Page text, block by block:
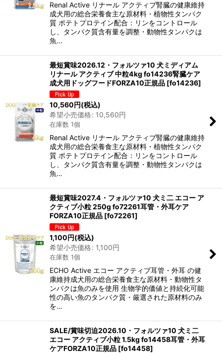
Renal Active リナール アクティブ腎臓の健康維持
成犬用の総合栄養食主な原材料・植物性タンパク
質 ポテトプロテイン配合：リンをコントロール
し、タンパク質含有量を調整・動物性タンパクは
魚…
最短賞味2026.12・フォルツァ10 犬ミディアム
リナール アクティブ 中粒4kg fo14236腎臓ケア
成犬用ドッグフードFORZA10正規品 [fo14236]
10,560円(税込)
希望小売価格: 10,560円
在庫数 1個
Renal Active リナール アクティブ腎臓の健康維持
成犬用の総合栄養食主な原材料・植物性タンパク
質 ポテトプロテイン配合：リンをコントロール
し、タンパク質含有量を調整・動物性タンパクは
魚…
最短賞味2027.4・フォルツァ10 犬ミ二 エコー ア
クティブ小粒 250g fo72261耳管・外耳ケア
FORZA10正規品 [fo72261]
1,100円(税込)
希望小売価格: 1,100円
在庫数 1個
ECHO Active エコー アクティブ耳管・外耳 の健
康維持成犬用の総合栄養食主な原材料・動物性タ
ンパクは魚のみを使用 生物学的価値と持続化可能
性の高い魚のタンパク質・厳選された原材料のみ
を…
SALE/賞味切迫2026.10・フォルツァ10 犬ミ二
エコー アクティブ小粒 1.5kg fo14458耳管・外耳
ケアFORZA10正規品 [fo14458]